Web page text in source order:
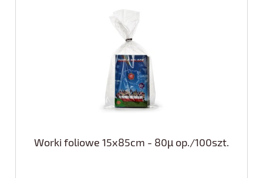
Worki foliowe 15x85cm - 80µ op./100szt.